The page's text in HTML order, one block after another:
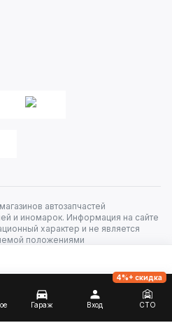
автозапчастей
и иномарок. Информация на сайте
характер и не является
положениями
Гараж Вход СТО
4%+ скидка